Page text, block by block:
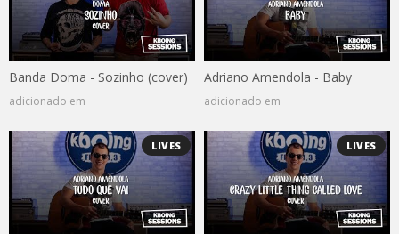
Banda Doma - Sozinho (cover)
adicionado em
Adriano Amendola - Baby
adicionado em
LIVES LIVES